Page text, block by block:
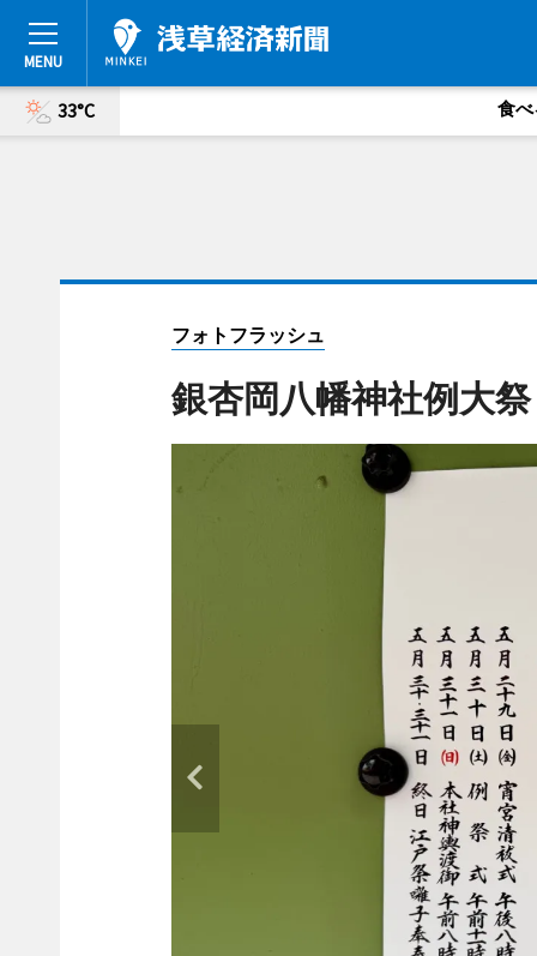
33°C 食べ
フォトフラッシュ
銀杏岡八幡神社例大